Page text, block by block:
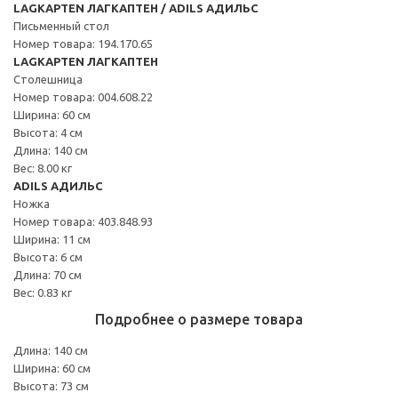
LAGKAPTEN ЛАГКАПТЕН / ADILS АДИЛЬС
Письменный стол
Номер товара: 194.170.65
LAGKAPTEN ЛАГКАПТЕН
Столешница
Номер товара: 004.608.22
Ширина: 60 см
Высота: 4 см
Длина: 140 см
Вес: 8.00 кг
ADILS АДИЛЬС
Ножка
Номер товара: 403.848.93
Ширина: 11 см
Высота: 6 см
Длина: 70 см
Вес: 0.83 кг
Подробнее о размере товара
Длина: 140 см
Ширина: 60 см
Высота: 73 см